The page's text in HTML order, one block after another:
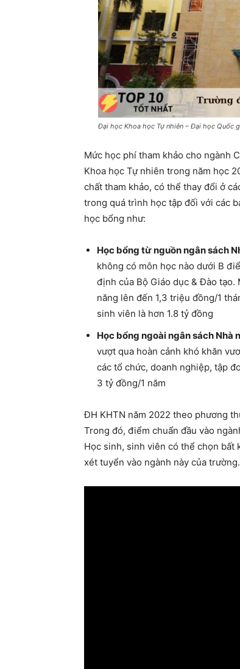
Đại học Khoa học Tự nhiên – Đại học Quốc
Mức học phí tham khảo cho ngành
Khoa học Tự nhiên trong năm học
chất tham khảo, có thể thay đổi ở
trong quá trình học tập đối với các
học bổng như:
Học bổng từ nguồn ngân sách
không có môn học nào dưới B
định của Bộ Giáo dục & Đào tạo.
năng lên đến 1,3 triệu đồng/1
sinh viên là hơn 1.8 tỷ đồng
Học bổng ngoài ngân sách Nhà
vượt qua hoàn cảnh khó khăn
các tổ chức, doanh nghiệp, tập
3 tỷ đồng/1 năm
ĐH KHTN năm 2022 theo phương
Trong đó, điểm chuẩn đầu vào
Học sinh, sinh viên có thể chọn bất
xét tuyển vào ngành này của trường.